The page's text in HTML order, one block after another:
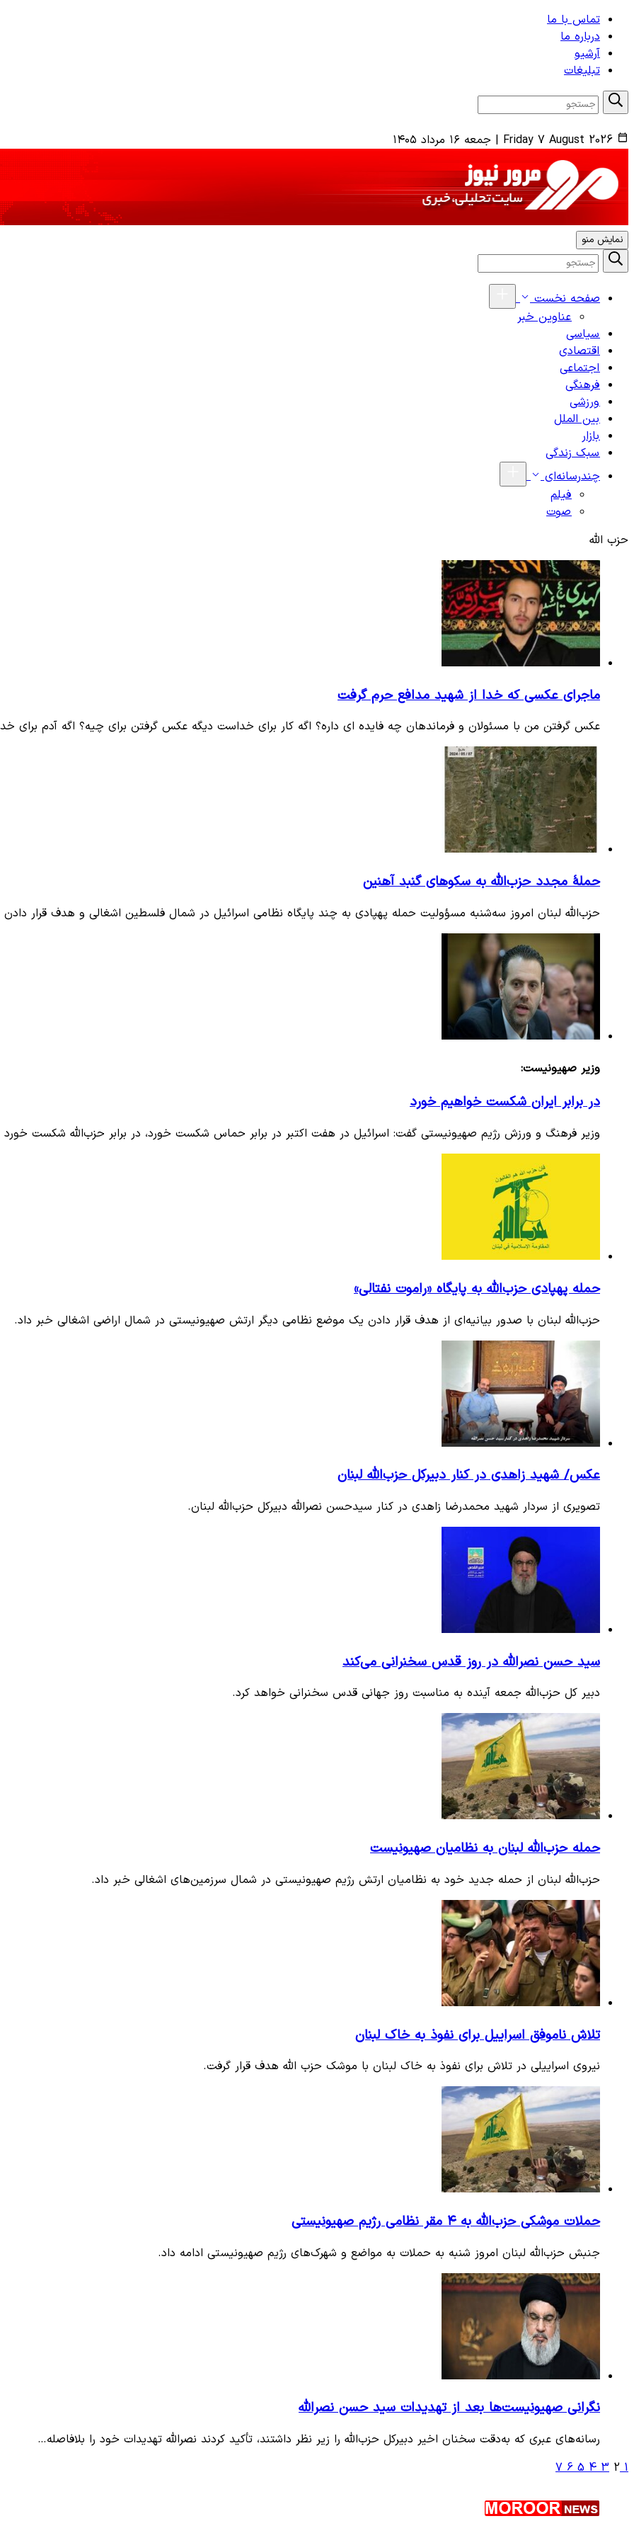
تماس با ما
درباره ما
آرشیو
تبلیغات
Friday 7 August 2026
| جمعه ۱۶ مرداد ۱۴۰۵
نمایش منو
صفحه نخست
عناوین خبر
سیاسی
اقتصادی
اجتماعی
فرهنگی
ورزشی
بین الملل
بازار
سبک زندگی
چندرسانه‌ای
فیلم
صوت
حزب الله
ماجرای عکسی که خدا از شهید مدافع حرم گرفت
عکس گرفتن من با مسئولان و فرماندهان چه فایده ای داره؟ اگه کار برای خداست دیگه عکس گرفتن برای چیه؟ اگه آدم برای
حملهٔ‌ مجدد حزب‌الله به سکوهای گنبد آهنین
حزب‌الله لبنان امروز سه‌شنبه مسؤولیت حمله پهپادی به چند پایگاه نظامی اسرائیل در شمال فلسطین اشغالی و هدف قرار
وزیر صهیونیست:
در برابر ایران شکست خواهیم خورد
وزیر فرهنگ و ورزش رژیم صهیونیستی گفت: اسرائیل در هفت اکتبر در برابر حماس شکست خورد، در برابر حزب‌الله شکست
حمله پهپادی حزب‌الله به پایگاه «راموت نفتالی»
حزب‌الله لبنان با صدور بیانیه‌ای از هدف قرار دادن یک موضع نظامی دیگر ارتش صهیونیستی در شمال اراضی اشغالی خبر داد.
عکس/ شهید زاهدی در کنار دبیرکل حزب‌الله لبنان
تصویری از سردار شهید محمدرضا زاهدی در کنار سیدحسن نصرالله دبیرکل حزب‌الله لبنان.
سید حسن نصرالله در روز قدس سخنرانی می‌کند
دبیر کل حزب‌الله جمعه آینده به مناسبت روز جهانی قدس سخنرانی خواهد کرد.
حمله حزب‌الله لبنان به نظامیان صهیونیست
حزب‌الله لبنان از حمله جدید خود به نظامیان ارتش رژیم صهیونیستی در شمال سرزمین‌های اشغالی خبر داد.
تلاش ناموفق اسراییل برای نفوذ به خاک لبنان
نیروی اسراییلی در تلاش برای نفوذ به خاک لبنان با موشک حزب الله هدف قرار گرفت.
حملات موشکی حزب‌الله به ۴ مقر نظامی رژیم صهیونیستی
جنبش حزب‌الله لبنان امروز شنبه به حملات به مواضع و شهرک‌های رژیم صهیونیستی ادامه داد.
نگرانی صهیونیست‌ها بعد از تهدیدات سید حسن نصرالله
رسانه‌های عبری که به‌دقت سخنان اخیر دبیرکل حزب‌الله را زیر نظر داشتند، تأکید کردند نصرالله تهدیدات خود را بلافاصله…
1
2
3
4
5
6
7